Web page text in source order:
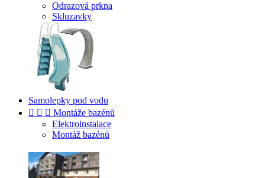
Odrazová prkna
Skluzavky
Samolepky pod vodu
   Montáže bazénů
Elektroinstalace
Montáž bazénů